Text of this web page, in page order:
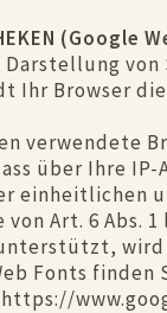
(Google
Ihr Browser
verwendete
über Ihre
einheitlichen
Art. 6 Abs. 1
Fonts